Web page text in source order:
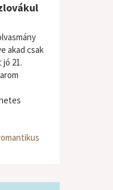
akad csak
21.